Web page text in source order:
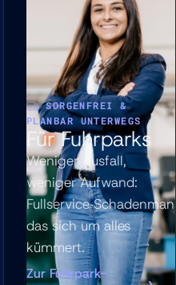
SORGENFREI &
PLANBAR UNTERWEGS
Für Fuhrparks
Weniger Ausfall,
weniger Aufwand:
das sich um alles
kümmert.
Zur Fuhrpark-